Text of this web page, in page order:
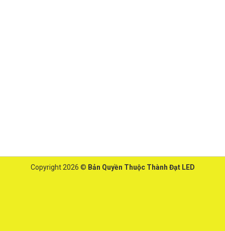
Copyright 2026 © Bản Quyền Thuộc Thành Đạt LED